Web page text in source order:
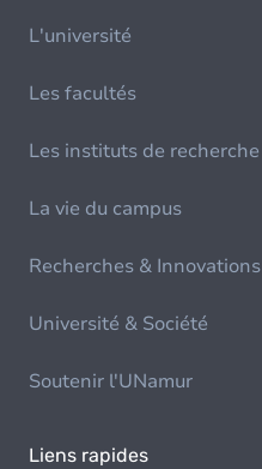
L'université
Les facultés
Les instituts de recherche
La vie du campus
Recherches & Innovations
Université & Société
Soutenir l'UNamur
Liens rapides